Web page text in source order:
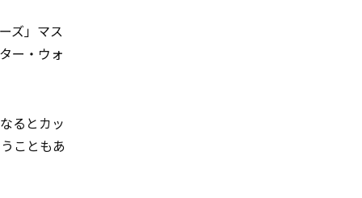
ズ」マス
ー・ウォ
るとカッ
こともあ